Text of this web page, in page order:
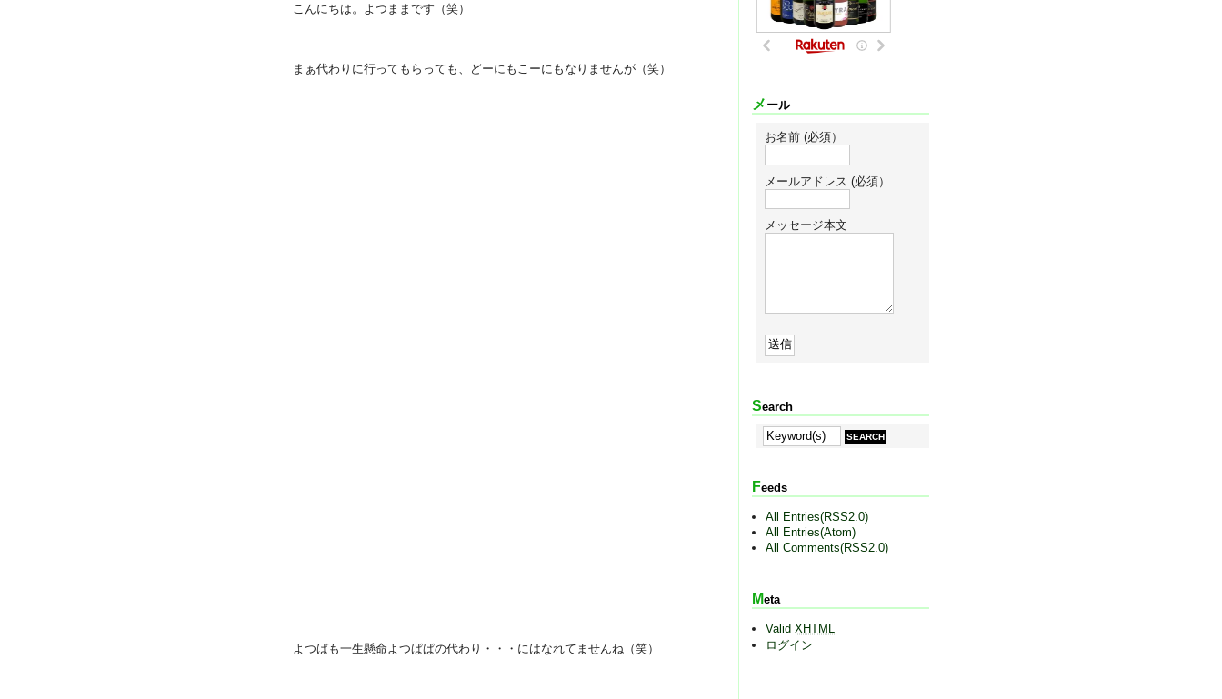
こんにちは。よつままです（笑）
まぁ代わりに行ってもらっても、どーにもこーにもなりませんが（笑）
よつばも一生懸命よつぱぱの代わり・・・にはなれてませんね（笑）
メール
お名前 (必須）
メールアドレス (必須）
メッセージ本文
Search
Feeds
All Entries(RSS2.0)
All Entries(Atom)
All Comments(RSS2.0)
Meta
Valid XHTML
ログイン